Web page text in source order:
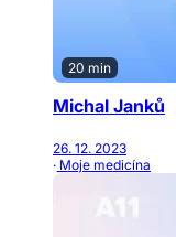
20 min
Michal Janků
26. 12. 2023
· Moje medicína